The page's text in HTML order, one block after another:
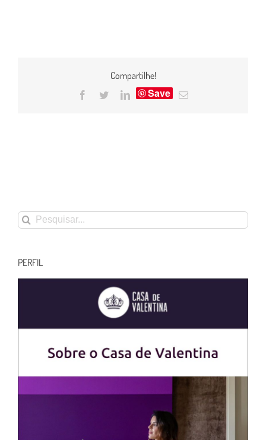
Compartilhe!
Facebook
TwitterLinkedIn
Save
E-
Buscar
resultados
PERFIL